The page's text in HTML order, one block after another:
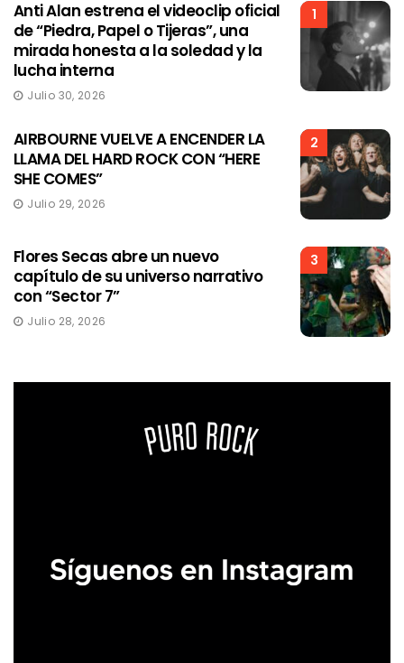
1
Anti Alan estrena el videoclip oficial
de “Piedra, Papel o Tijeras”, una
mirada honesta a la soledad y la
lucha interna
Julio 30, 2026
2
AIRBOURNE VUELVE A ENCENDER LA
LLAMA DEL HARD ROCK CON “HERE
SHE COMES”
Julio 29, 2026
3
Flores Secas abre un nuevo
capítulo de su universo narrativo
con “Sector 7”
Julio 28, 2026